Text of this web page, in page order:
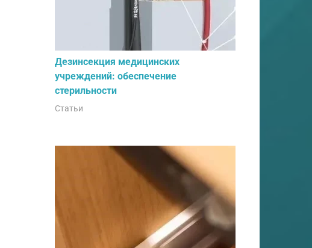
Дезинсекция медицинских
учреждений: обеспечение
стерильности
Статьи